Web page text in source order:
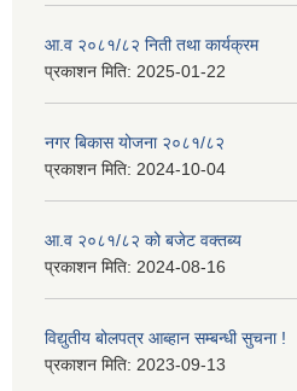
आ.व २०८१/८२ निती तथा कार्यक्रम
प्रकाशन मिति: 2025-01-22
नगर बिकास योजना २०८१/८२
प्रकाशन मिति: 2024-10-04
आ.व २०८१/८२ को बजेट वक्तब्य
प्रकाशन मिति: 2024-08-16
विद्युतीय बोलपत्र आब्हान सम्बन्धी सुचना !
प्रकाशन मिति: 2023-09-13